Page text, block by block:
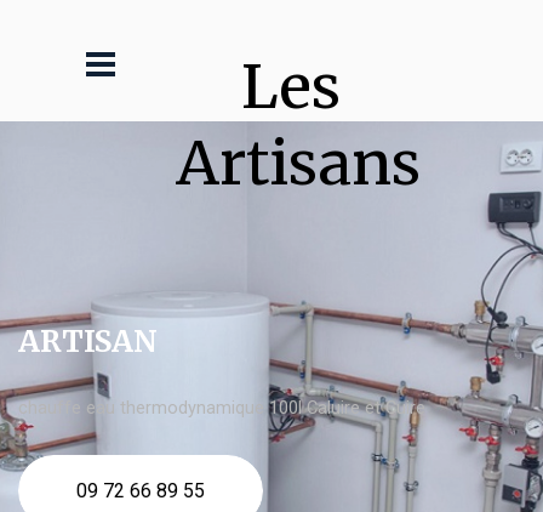
Les
Artisans
ARTISAN
chauffe eau thermodynamique 100l Caluire et Cuire
09 72 66 89 55